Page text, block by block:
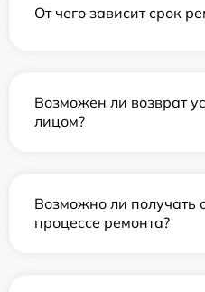
От чего зависит срок
Возможен ли возврат
лицом?
Возможно ли получать
процессе ремонта?